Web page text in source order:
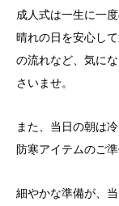
成人式は一生に一度
晴れの日を安心し
の流れなど、気に
さいませ。
また、当日の朝は
防寒アイテムのご準
細やかな準備が、